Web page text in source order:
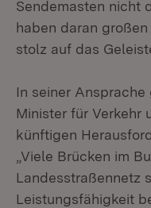
Sendemasten nicht
haben daran
stolz auf das
In seiner Ansprache
Minister für Verkehr
künftigen
„Viele Brücken im
Landesstraßennetz
Leistungsfähigkeit